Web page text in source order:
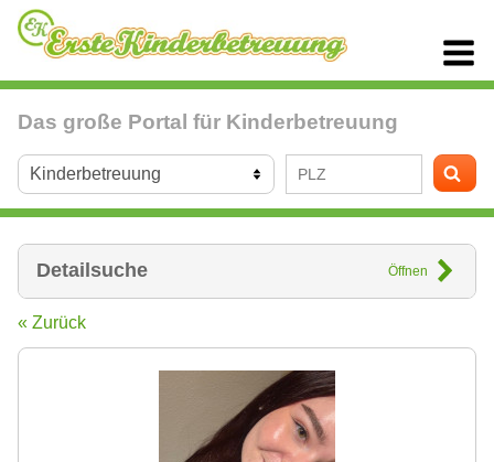
Das große Portal für Kinderbetreuung
Detailsuche Öffnen
« Zurück